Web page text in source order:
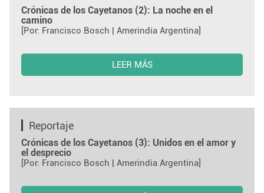
Crónicas de los Cayetanos (2): La noche en el
camino
[Por: Francisco Bosch | Amerindia Argentina]
LEER MÁS
Reportaje
Crónicas de los Cayetanos (3): Unidos en el amor y
el desprecio
[Por: Francisco Bosch | Amerindia Argentina]